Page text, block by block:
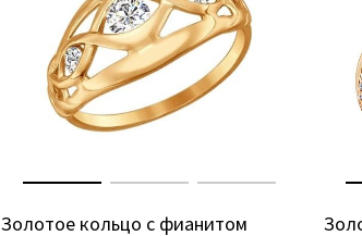
Золотое кольцо с фианитом